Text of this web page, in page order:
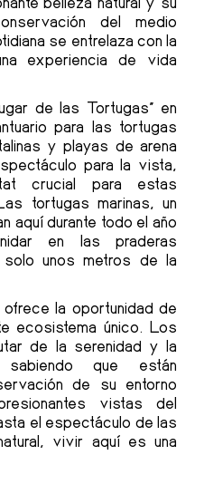
del medio
se entrelaza con la
experiencia de vida
de las Tortugas” en
para las tortugas
y playas de arena
para la vista,
crucial para estas
tortugas marinas, un
aquí durante todo el año
en las praderas
solo unos metros de la
la oportunidad de
ecosistema único. Los
de la serenidad y la
que están
de su entorno
vistas del
el espectáculo de las
vivir aquí es una